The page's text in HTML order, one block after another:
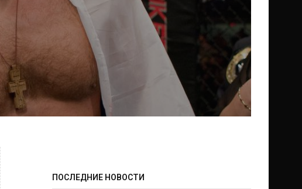
ПОСЛЕДНИЕ НОВОСТИ